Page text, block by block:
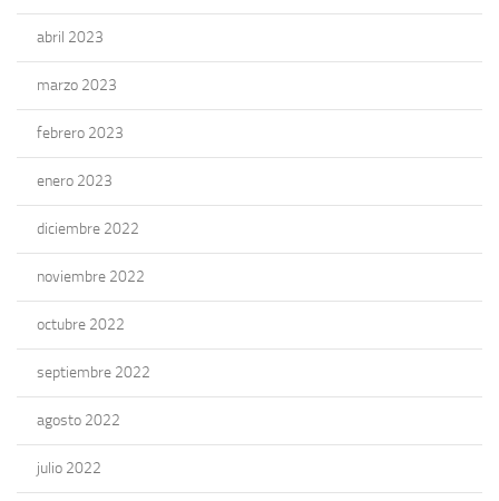
abril 2023
marzo 2023
febrero 2023
enero 2023
diciembre 2022
noviembre 2022
octubre 2022
septiembre 2022
agosto 2022
julio 2022